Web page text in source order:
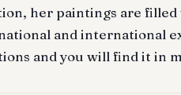
her paintings are
and international
and you will find it in